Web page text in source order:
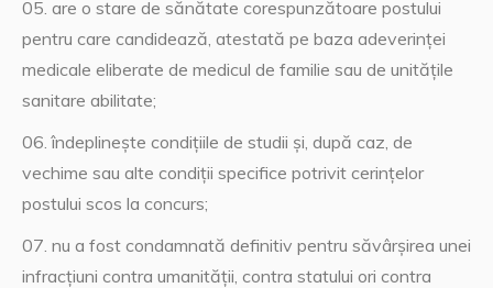
are o stare de sănătate corespunzătoare postului
pentru care candidează, atestată pe baza adeverinţei
medicale eliberate de medicul de familie sau de unităţile
sanitare abilitate;
îndeplineşte condiţiile de studii şi, după caz, de
vechime sau alte condiţii specifice potrivit cerinţelor
postului scos la concurs;
nu a fost condamnată definitiv pentru săvârşirea unei
infracţiuni contra umanităţii, contra statului ori contra